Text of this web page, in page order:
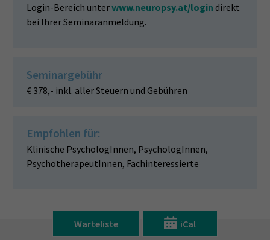
Login-Bereich unterwww.neuropsy.at/login direkt
bei Ihrer Seminaranmeldung.
Seminargebühr
€ 378,- inkl. aller Steuern und Gebühren
Empfohlen für:
Klinische PsychologInnen, PsychologInnen,
PsychotherapeutInnen, Fachinteressierte
Warteliste iCal